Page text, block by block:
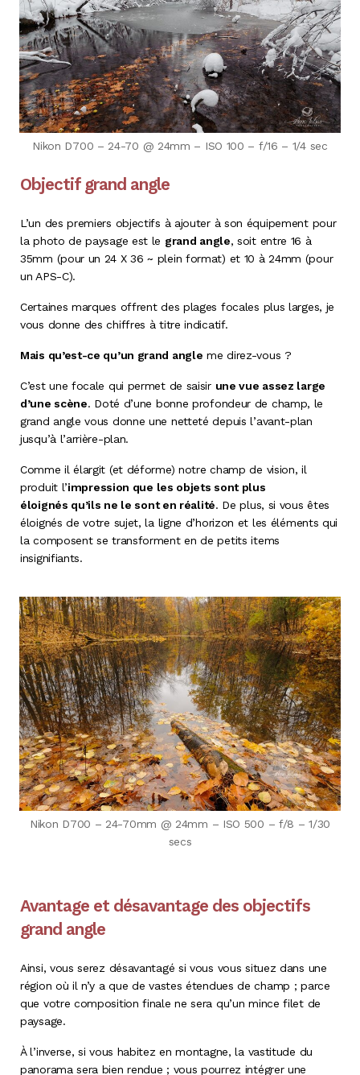
Nikon D700 – 24-70 @ 24mm – ISO 100 – f/16 – 1/4 sec
Objectif grand angle
L’un des premiers objectifs à ajouter à son équipement pour
la photo de paysage est le grand angle, soit entre 16 à
35mm (pour un 24 X 36 ~ plein format) et 10 à 24mm (pour
un APS-C).
Certaines marques offrent des plages focales plus larges, je
vous donne des chiffres à titre indicatif.
Mais qu’est-ce qu’un grand angle me direz-vous ?
C’est une focale qui permet de saisir une vue assez large
d’une scène. Doté d’une bonne profondeur de champ, le
grand angle vous donne une netteté depuis l’avant-plan
jusqu’à l’arrière-plan.
Comme il élargit (et déforme) notre champ de vision, il
produit l’impression que les objets sont plus
éloignés qu’ils ne le sont en réalité. De plus, si vous êtes
éloignés de votre sujet, la ligne d’horizon et les éléments qui
la composent se transforment en de petits items
insignifiants.
Nikon D700 – 24-70mm @ 24mm – ISO 500 – f/8 – 1/30
secs
Avantage et désavantage des objectifs
grand angle
Ainsi, vous serez désavantagé si vous vous situez dans une
région où il n’y a que de vastes étendues de champ ; parce
que votre composition finale ne sera qu’un mince filet de
paysage.
À l’inverse, si vous habitez en montagne, la vastitude du
panorama sera bien rendue ; vous pourrez intégrer une